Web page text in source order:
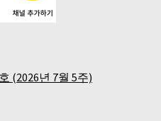
(2026년 7월 5주)